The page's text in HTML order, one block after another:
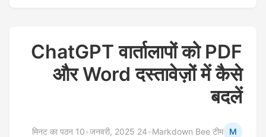
ChatGPT वार्तालापों को PDF
और Word दस्तावेज़ों में कैसे
बदलें
M
Markdown Bee टीम
•
24 जनवरी, 2025
•
10 मिनट का पठन